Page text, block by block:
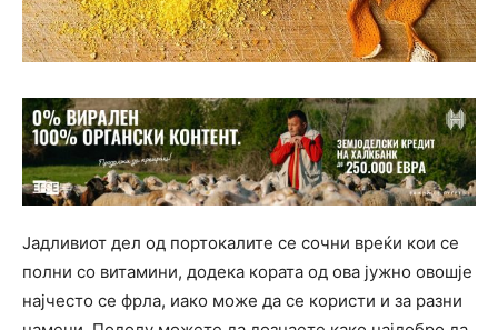
Јадливиот дел од портокалите се сочни вреќи кои се
полни со витамини, додека кората од ова јужно овошје
најчесто се фрла, иако може да се користи и за разни